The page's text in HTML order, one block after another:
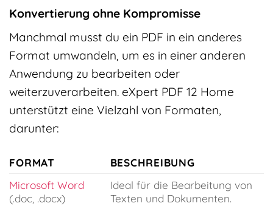
Konvertierung ohne Kompromisse
Manchmal musst du ein PDF in ein anderes
Format umwandeln, um es in einer anderen
Anwendung zu bearbeiten oder
weiterzuverarbeiten. eXpert PDF 12 Home
unterstützt eine Vielzahl von Formaten,
darunter:
FORMAT
BESCHREIBUNG
Microsoft Word
(.doc, .docx)
Ideal für die Bearbeitung von
Texten und Dokumenten.